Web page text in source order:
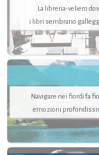
La libreria-veliero
i libri sembrano
Navigare nei fiordi fa
emozioni